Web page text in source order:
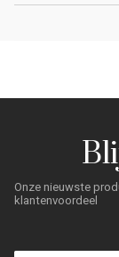
Onze nieuwste
klantenvoordeel